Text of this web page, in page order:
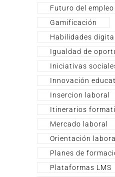
Futuro del empleo
Gamificación
Habilidades
Igualdad de
Iniciativas
Innovación
Insercion laboral
Itinerarios
Mercado laboral
Orientación laboral
Planes de
Plataformas LMS